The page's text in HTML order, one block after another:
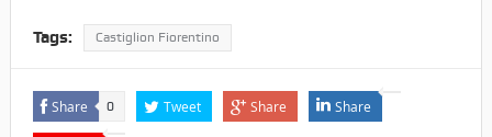
Tags: Castiglion Fiorentino
Share 0 Tweet Share Share